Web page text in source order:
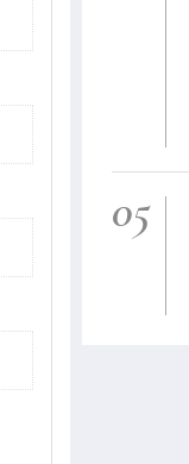
05